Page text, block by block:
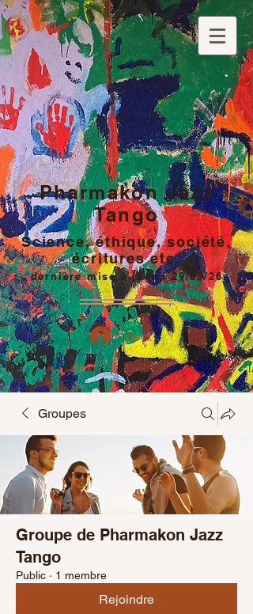
Pharmakon Jazz
Tango
Science, éthique, société,
écritures etc.
dernière mise à jour : 29/05/26
Se connecter
Groupes
Groupe de Pharmakon Jazz
Tango
Public · 1 membre
Rejoindre